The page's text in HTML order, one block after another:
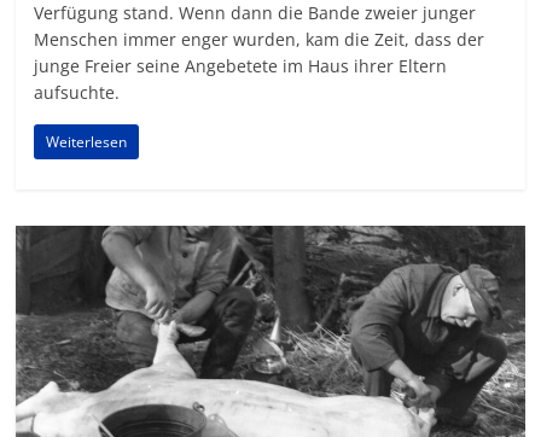
Verfügung stand. Wenn dann die Bande zweier junger
Menschen immer enger wurden, kam die Zeit, dass der
junge Freier seine Angebetete im Haus ihrer Eltern
aufsuchte.
Weiterlesen